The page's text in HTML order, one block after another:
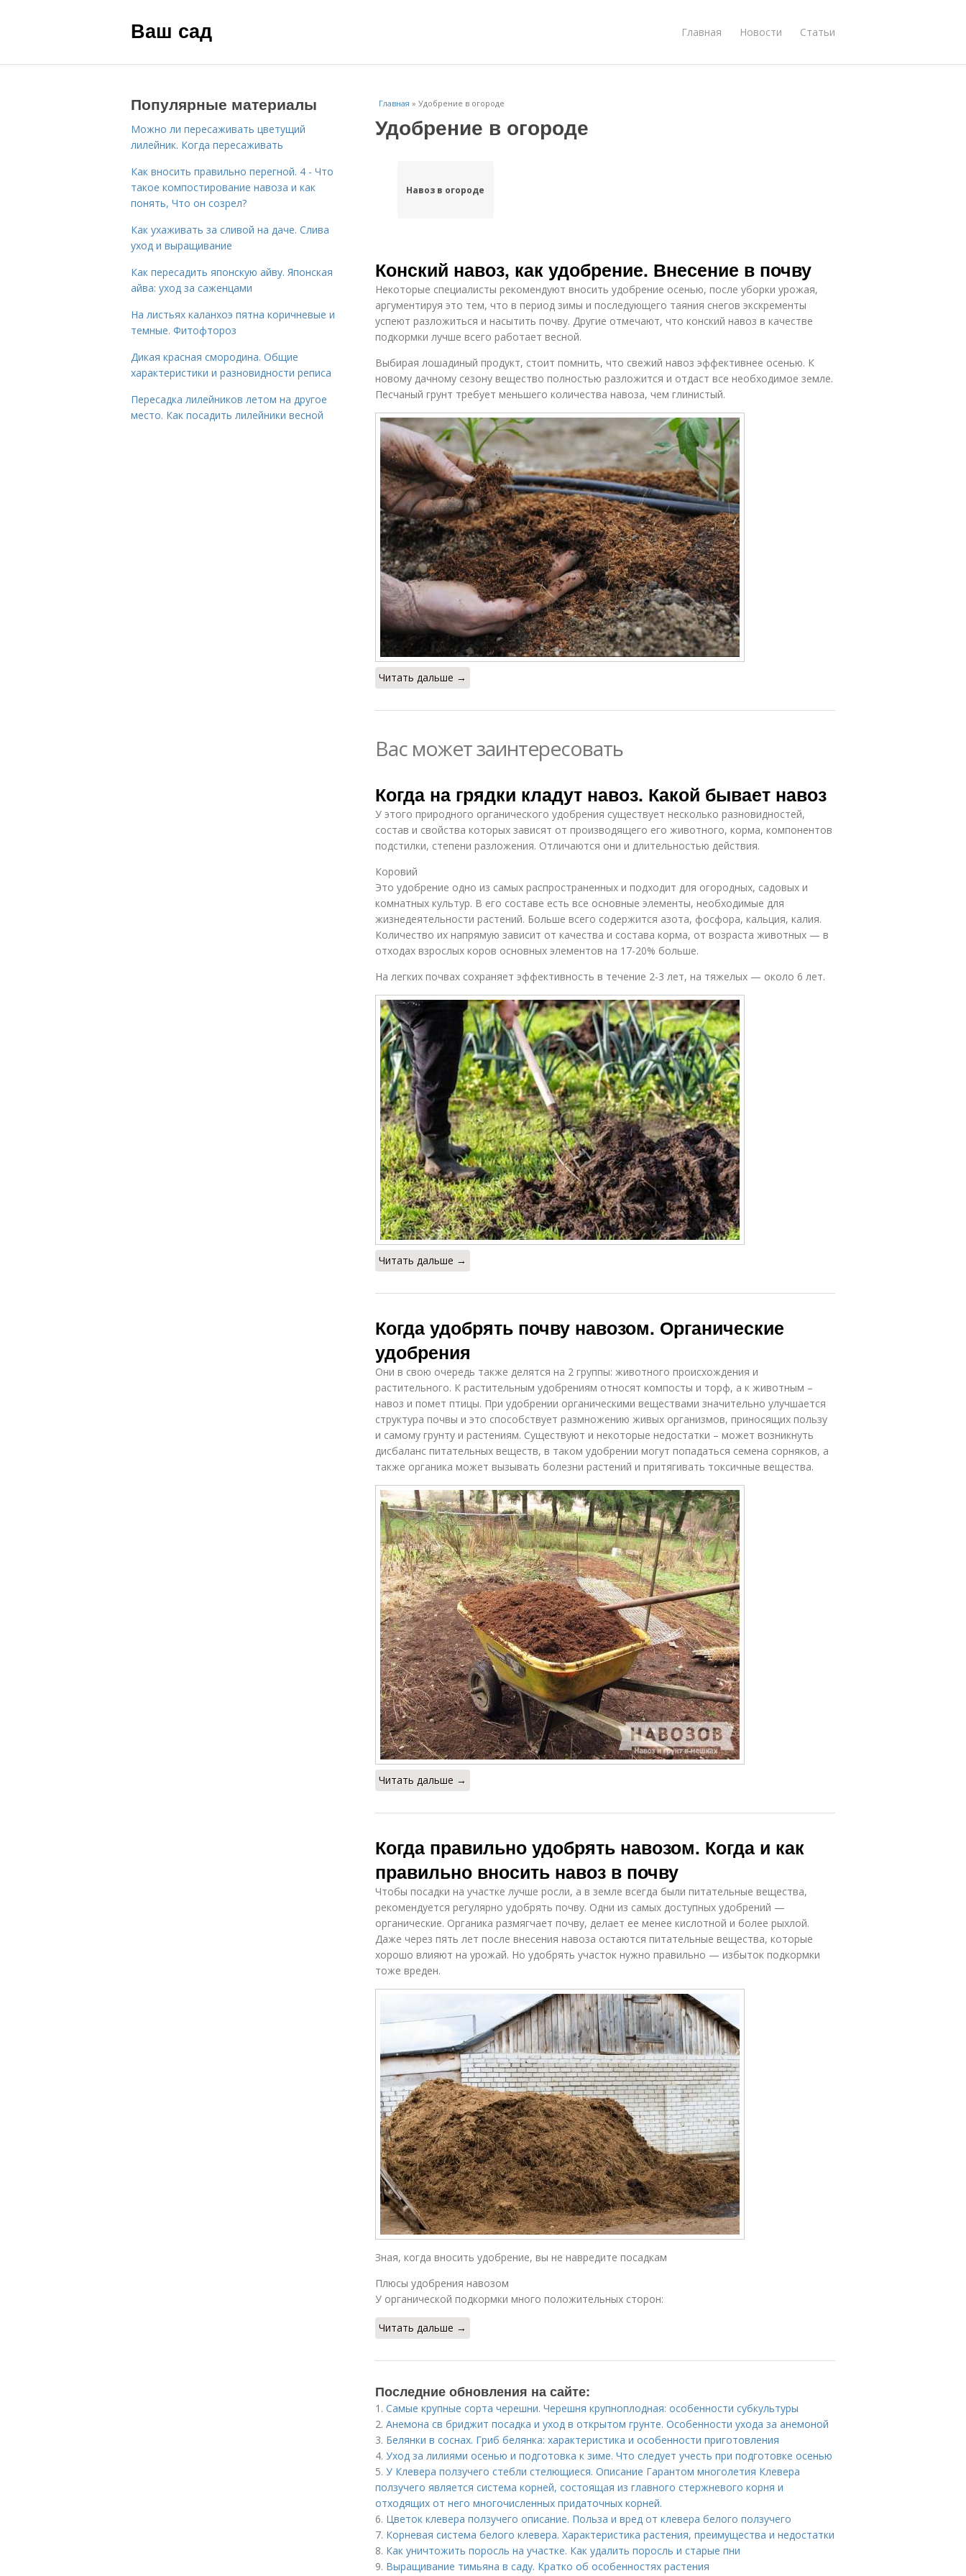
Ваш сад Главная Новости Статьи
Главная » Удобрение в огороде
Удобрение в огороде
Навоз в огороде
Конский навоз, как удобрение. Внесение в почву
Некоторые специалисты рекомендуют вносить удобрение осенью, после уборки урожая,
аргументируя это тем, что в период зимы и последующего таяния снегов экскременты
успеют разложиться и насытить почву. Другие отмечают, что конский навоз в качестве
подкормки лучше всего работает весной.
Выбирая лошадиный продукт, стоит помнить, что свежий навоз эффективнее осенью. К
новому дачному сезону вещество полностью разложится и отдаст все необходимое земле.
Песчаный грунт требует меньшего количества навоза, чем глинистый.
Читать дальше →
Вас может заинтересовать
Когда на грядки кладут навоз. Какой бывает навоз
У этого природного органического удобрения существует несколько разновидностей,
состав и свойства которых зависят от производящего его животного, корма, компонентов
подстилки, степени разложения. Отличаются они и длительностью действия.
Коровий
Это удобрение одно из самых распространенных и подходит для огородных, садовых и
комнатных культур. В его составе есть все основные элементы, необходимые для
жизнедеятельности растений. Больше всего содержится азота, фосфора, кальция, калия.
Количество их напрямую зависит от качества и состава корма, от возраста животных — в
отходах взрослых коров основных элементов на 17-20% больше.
На легких почвах сохраняет эффективность в течение 2-3 лет, на тяжелых — около 6 лет.
Читать дальше →
Когда удобрять почву навозом. Органические
удобрения
Они в свою очередь также делятся на 2 группы: животного происхождения и
растительного. К растительным удобрениям относят компосты и торф, а к животным –
навоз и помет птицы. При удобрении органическими веществами значительно улучшается
структура почвы и это способствует размножению живых организмов, приносящих пользу
и самому грунту и растениям. Существуют и некоторые недостатки – может возникнуть
дисбаланс питательных веществ, в таком удобрении могут попадаться семена сорняков, а
также органика может вызывать болезни растений и притягивать токсичные вещества.
Читать дальше →
Когда правильно удобрять навозом. Когда и как
правильно вносить навоз в почву
Чтобы посадки на участке лучше росли, а в земле всегда были питательные вещества,
рекомендуется регулярно удобрять почву. Одни из самых доступных удобрений —
органические. Органика размягчает почву, делает ее менее кислотной и более рыхлой.
Даже через пять лет после внесения навоза остаются питательные вещества, которые
хорошо влияют на урожай. Но удобрять участок нужно правильно — избыток подкормки
тоже вреден.
Зная, когда вносить удобрение, вы не навредите посадкам
Плюсы удобрения навозом
У органической подкормки много положительных сторон:
Читать дальше →
Последние обновления на сайте:
1. Самые крупные сорта черешни. Черешня крупноплодная: особенности субкультуры
2. Анемона св бриджит посадка и уход в открытом грунте. Особенности ухода за анемоной
3. Белянки в соснах. Гриб белянка: характеристика и особенности приготовления
4. Уход за лилиями осенью и подготовка к зиме. Что следует учесть при подготовке осенью
5. У Клевера ползучего стебли стелющиеся. Описание Гарантом многолетия Клевера
ползучего является система корней, состоящая из главного стержневого корня и
отходящих от него многочисленных придаточных корней.
6. Цветок клевера ползучего описание. Польза и вред от клевера белого ползучего
7. Корневая система белого клевера. Характеристика растения, преимущества и недостатки
8. Как уничтожить поросль на участке. Как удалить поросль и старые пни
9. Выращивание тимьяна в саду. Кратко об особенностях растения
Популярные материалы
Можно ли пересаживать цветущий
лилейник. Когда пересаживать
Как вносить правильно перегной. 4 - Что
такое компостирование навоза и как
понять, Что он созрел?
Как ухаживать за сливой на даче. Слива
уход и выращивание
Как пересадить японскую айву. Японская
айва: уход за саженцами
На листьях каланхоэ пятна коричневые и
темные. Фитофтороз
Дикая красная смородина. Общие
характеристики и разновидности реписа
Пересадка лилейников летом на другое
место. Как посадить лилейники весной